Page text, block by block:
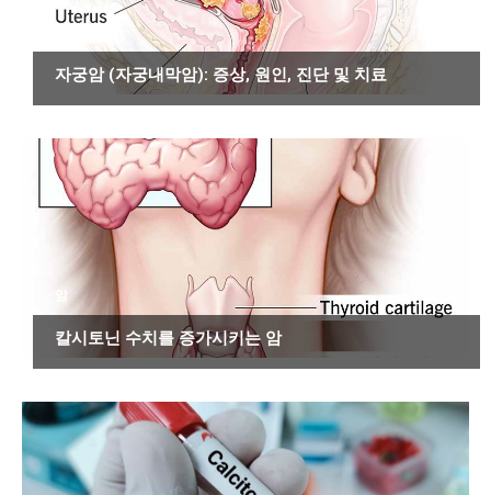
자궁암 (자궁내막암): 증상, 원인, 진단 및 치료
칼시토닌 수치를 증가시키는 암